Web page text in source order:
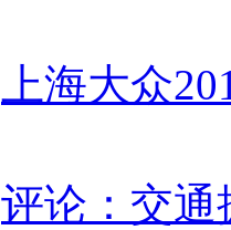
上海大众
评论：交通